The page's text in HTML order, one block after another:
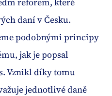
daní v Česku.
podobnými principy
jak je popsal
Vznikl díky tomu
jednotlivé daně